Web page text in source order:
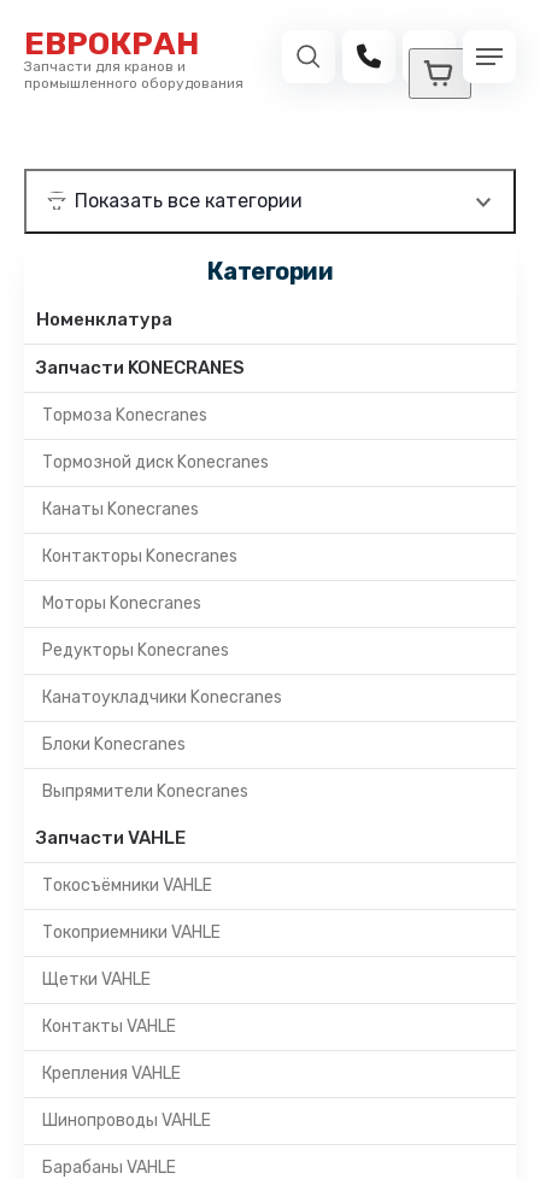
ЕВРОКРАН
Запчасти для кранов и
промышленного оборудования
Категории
Номенклатура
Запчасти KONECRANES
Тормоза Konecranes
Тормозной диск Konecranes
Канаты Konecranes
Контакторы Konecranes
Моторы Konecranes
Редукторы Konecranes
Канатоукладчики Konecranes
Блоки Konecranes
Выпрямители Konecranes
Запчасти VAHLE
Токосъёмники VAHLE
Токоприемники VAHLE
Щетки VAHLE
Контакты VAHLE
Крепления VAHLE
Шинопроводы VAHLE
Барабаны VAHLE